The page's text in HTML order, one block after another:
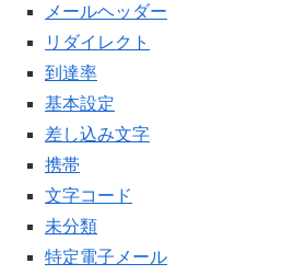
メールヘッダー
リダイレクト
到達率
基本設定
差し込み文字
携帯
文字コード
未分類
特定電子メール